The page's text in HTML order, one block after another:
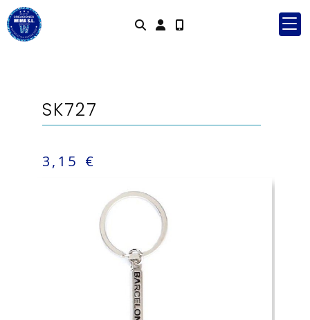
Identifícate
SK727
3,15 €